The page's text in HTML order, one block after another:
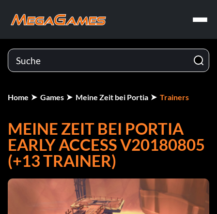
Home Games Meine Zeit bei Portia Trainers
MEINE ZEIT BEI PORTIA
EARLY ACCESS V20180805
(+13 TRAINER)